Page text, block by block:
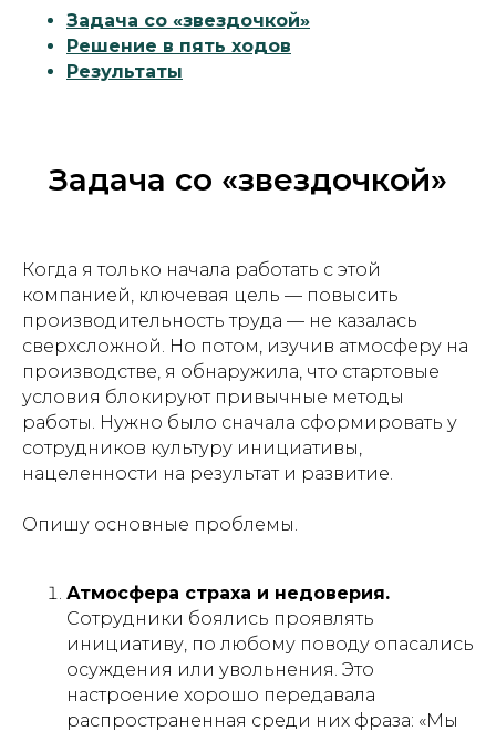
Задача со «звездочкой»
Решение в пять ходов
Результаты
Задача со «звездочкой»
Когда я только начала работать с этой
компанией, ключевая цель — повысить
производительность труда — не казалась
сверхсложной. Но потом, изучив атмосферу на
производстве, я обнаружила, что стартовые
условия блокируют привычные методы
работы. Нужно было сначала сформировать у
сотрудников культуру инициативы,
нацеленности на результат и развитие.
Опишу основные проблемы.
Атмосфера страха и недоверия.
Сотрудники боялись проявлять
инициативу, по любому поводу опасались
осуждения или увольнения. Это
настроение хорошо передавала
распространенная среди них фраза: «Мы